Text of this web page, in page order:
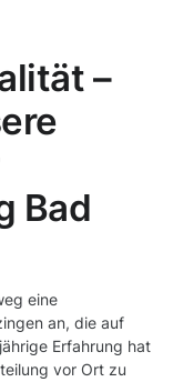
–
Bad
eine
an, die auf
Erfahrung hat
vor Ort zu